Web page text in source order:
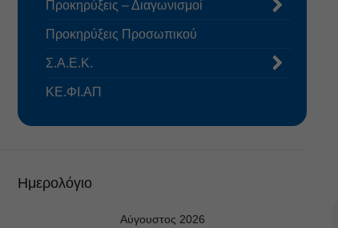
Προκηρύξεις – Διαγωνισμοί
Προκηρύξεις Προσωπικού
Σ.Α.Ε.Κ.
ΚΕ.ΦΙ.ΑΠ
Ημερολόγιο
Αύγουστος 2026